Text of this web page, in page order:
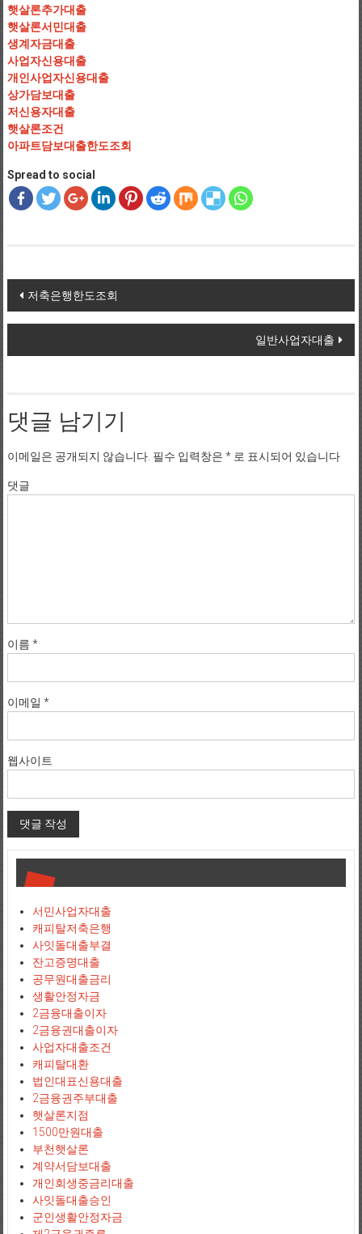
햇살론추가대출
햇살론서민대출
생계자금대출
사업자신용대출
개인사업자신용대출
상가담보대출
저신용자대출
햇살론조건
아파트담보대출한도조회
Spread to social
Post navigation
저축은행한도조회
일반사업자대출
댓글 남기기
이메일은 공개되지 않습니다. 필수 입력창은 *로 표시되어 있습니다
댓글
이름 *
이메일 *
웹사이트
서민사업자대출
캐피탈저축은행
사잇돌대출부결
잔고증명대출
공무원대출금리
생활안정자금
2금융대출이자
2금융권대출이자
사업자대출조건
캐피탈대환
법인대표신용대출
2금융권주부대출
햇살론지점
1500만원대출
부천햇살론
계약서담보대출
개인회생중금리대출
사잇돌대출승인
군인생활안정자금